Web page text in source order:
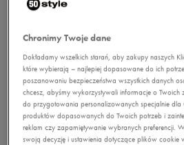
Chronimy Twoje dane
Dokładamy wszelkich starań, aby zakupy naszych
które wybierają – najlepiej dopasowane do ich
poszanowaniu bezpieczeństwa wszystkich danych
chcesz, abyśmy wykorzystywali informacje o Twoich
do przygotowania personalizowanych specjalnie dla
produktów dopasowanych do Twoich potrzeb i
reklam czy zapamiętywanie wybranych preferencji.
swoją decyzję i ustawienia dotyczące plików cookie